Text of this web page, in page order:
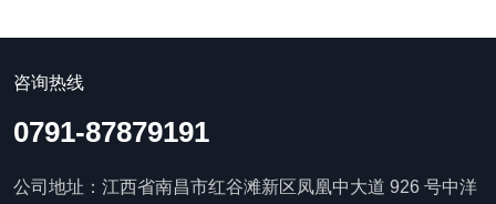
咨询热线
0791-87879191
公司地址：江西省南昌市红谷滩新区凤凰中大道 926 号中洋